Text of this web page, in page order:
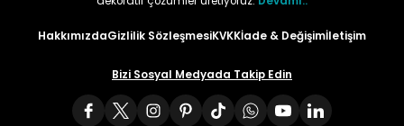
HakkımızdaGizlilik SözleşmesiKVKKİade & Değişimİletişim
Bizi Sosyal Medyada Takip Edin